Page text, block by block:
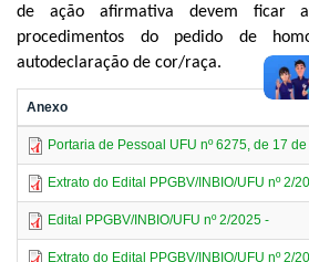
de ação afirmativa devem ficar
procedimentos do pedido de
autodeclaração de cor/raça.
Anexo
Portaria de Pessoal UFU nº 6275, de 17
Extrato do Edital PPGBV/INBIO/UFU nº 2/
Edital PPGBV/INBIO/UFU nº 2/2025 -
Extrato do Edital PPGBV/INBIO/UFU nº 2/